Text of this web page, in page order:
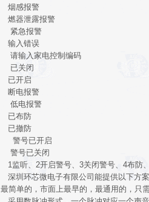
烟感报警
燃器泄露报警
紧急报警
输入错误
请输入家电控制编码
已关闭
已开启
断电报警
低电报警
已布防
已撤防
警号已开启
警号已关闭
1监听、2开启警号、3关闭警号、4布防
深圳环芯微电子有限公司能提供以下方
最简单的，市面上最早的，最通用的，只